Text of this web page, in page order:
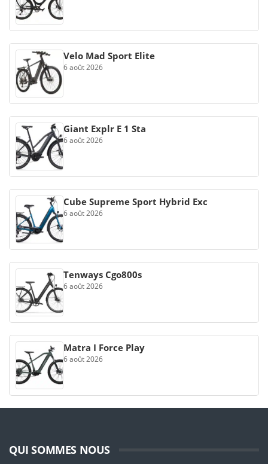
Velo Mad Sport Elite
6 août 2026
Giant Explr E 1 Sta
6 août 2026
Cube Supreme Sport Hybrid Exc
6 août 2026
Tenways Cgo800s
6 août 2026
Matra I Force Play
6 août 2026
QUI SOMMES NOUS